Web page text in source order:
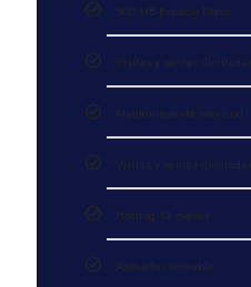
500 MB Espacio Disco
Visitas y ventas ilimitadas
Mantenimiento mensual
Visitas y ventas ilimitadas
Hosting 12 meses
Auto-administrable